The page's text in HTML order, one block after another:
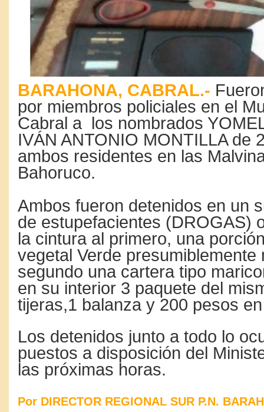
BARAHONA, CABRAL.-
por miembros policiales en el
Cabral a los nombrados
IVÁN ANTONIO MONTILLA de
ambos residentes en las
Bahoruco.
Ambos fueron detenidos en un
de estupefacientes (DROGAS)
la cintura al primero, una
vegetal Verde presumiblemente
segundo una cartera tipo
en su interior 3 paquete del
tijeras,1 balanza y 200 pesos
Los detenidos junto a todo lo
puestos a disposición del
las próximas horas.
Por DIRECTOR REGIONAL SUR P.N.